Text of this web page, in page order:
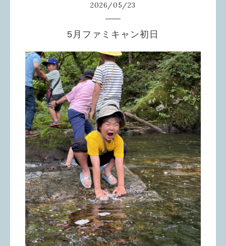
2026/05/23
5月ファミキャン初日